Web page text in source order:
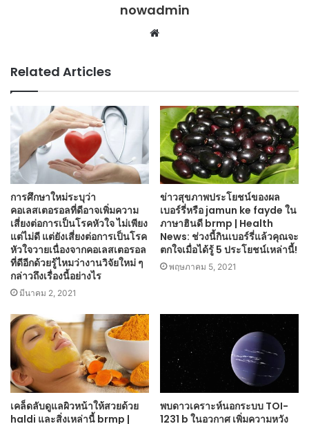
nowadmin
Website
Related Articles
การศึกษาใหม่ระบุว่า
คอเลสเตอรอลที่ดีอาจเพิ่มความ
เสี่ยงต่อการเป็นโรคหัวใจ ไม่เพียง
แต่ไม่ดี แต่ยังเสี่ยงต่อการเป็นโรค
หัวใจวายเนื่องจากคอเลสเตอรอล
ที่ดีอีกด้วยรู้ไหมว่างานวิจัยใหม่ ๆ
กล่าวถึงเรื่องนี้อย่างไร
มีนาคม 2, 2021
ข่าวสุขภาพประโยชน์ของผล
เบอร์รี่หรือ jamun ke fayde ใน
ภาษาฮินดี brmp | Health
News: ช่วงนี้กินเบอร์รี่แล้วคุณจะ
ตกใจเมื่อได้รู้ 5 ประโยชน์เหล่านี้!
พฤษภาคม 5, 2021
เคล็ดลับดูแลผิวหน้าให้สวยด้วย
haldi และสิ่งเหล่านี้ brmp |
พบดาวเคราะห์นอกระบบ TOI-
1231 b ในอวกาศ เพิ่มความหวัง